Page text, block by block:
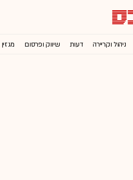
ניהול וקריירה דעות שיווק ופרסום מגזין G